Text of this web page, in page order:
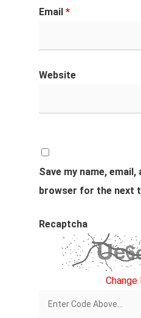
Email *
Website
Save my name,
browser for the next
Recaptcha
Change